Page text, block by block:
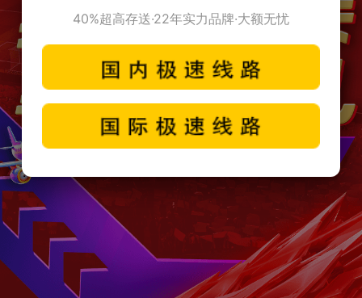
40%超高存送·22年实力品牌·大额无忧